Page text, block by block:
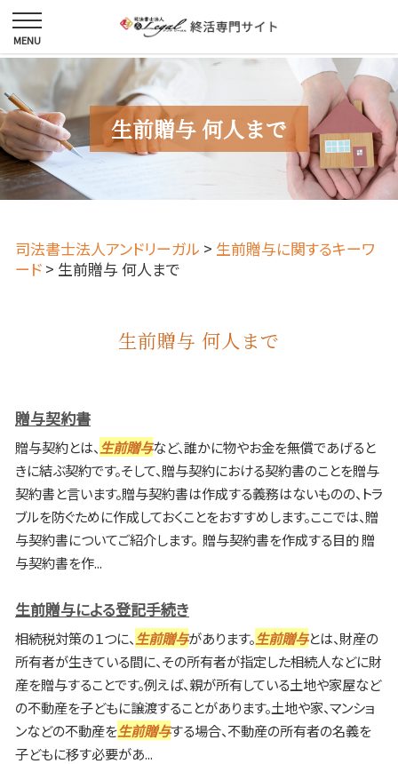
生前贈与 何人まで
司法書士法人アンドリーガル > 生前贈与に関するキーワ
ード > 生前贈与 何人まで
生前贈与 何人まで
贈与契約書
贈与契約とは、生前贈与など、誰かに物やお金を無償であげると
きに結ぶ契約です。そして、贈与契約における契約書のことを贈与
契約書と言います。贈与契約書は作成する義務はないものの、トラ
ブルを防ぐために作成しておくことをおすすめします。ここでは、贈
与契約書についてご紹介します。 贈与契約書を作成する目的 贈
与契約書を作...
生前贈与による登記手続き
相続税対策の１つに、 生前贈与があります。生前贈与とは、財産の
所有者が生きている間に、その所有者が指定した相続人などに財
産を贈与することです。例えば、親が所有している土地や家屋など
の不動産を子どもに譲渡することがあります。土地や家、マンショ
ンなどの不動産を生前贈与する場合、不動産の所有者の名義を
子どもに移す必要があ...